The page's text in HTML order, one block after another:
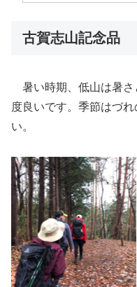
古賀志山記念品
暑い時期、低山は暑さ
度良いです。季節はづ
い。